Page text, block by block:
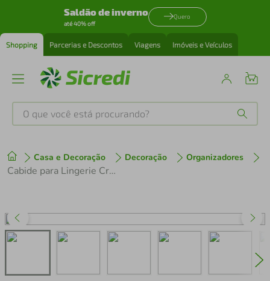
Saldão de inverno
até 40% off
Quero
Shopping Parcerias e Descontos Viagens Imóveis e Veículos
O que você está procurando?
Casa e Decoração Decoração Organizadores
Cabide para Lingerie Cristal com Encaixe para Alças Organizadores Expositores Lojas
1º tenis
perfume